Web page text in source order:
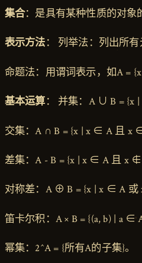
集合：是具有某种性质的对象
表示方法： 列举法：列出所有
命题法：用谓词表示，如A = {x
基本运算： 并集：A ∪ B = {x
交集：A ∩ B = {x | x ∈ A 且 x ∈
差集：A - B = {x | x ∈ A 且 x ∉
对称差：A ⊕ B = {x | x ∈ A 或
笛卡尔积：A × B = {(a, b) | a ∈
幂集：2^A = {所有A的子集}。